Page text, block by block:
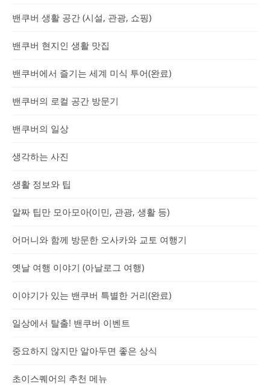
밴쿠버 생활 공간 (시설, 관광, 쇼핑)
밴쿠버 현지인 생활 맛집
밴쿠버에서 즐기는 세계 미식 투어(완료)
밴쿠버의 로컬 공간 방문기
밴쿠버의 일상
생각하는 사진
생활 정보와 팁
알짜 팁만 모아모아(이민, 관광, 생활 등)
어머니와 함께 방문한 오사카와 교토 여행기
옛날 여행 이야기 (아날로그 여행)
이야기가 있는 밴쿠버 특별한 거리(완료)
일상에서 탈출! 밴쿠버 이벤트
중요하지 않지만 알아두면 좋은 상식
초이스퀘어의 추천 메뉴